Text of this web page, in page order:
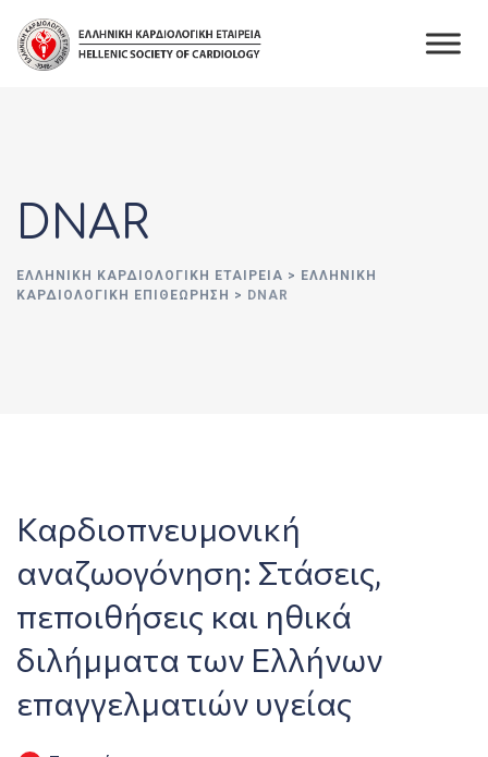
content
DNAR
ΕΛΛΗΝΙΚΉ ΚΑΡΔΙΟΛΟΓΙΚΉ ΕΤΑΙΡΕΊΑ > ΕΛΛΗΝΙΚΗ
ΚΑΡΔΙΟΛΟΓΙΚΗ ΕΠΙΘΕΩΡΗΣΗ > DNAR
Καρδιοπνευμονική
αναζωογόνηση: Στάσεις,
πεποιθήσεις και ηθικά
διλήμματα των Ελλήνων
επαγγελματιών υγείας